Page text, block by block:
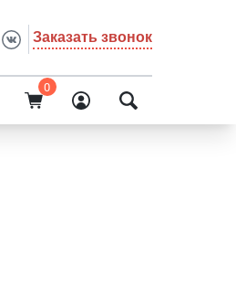
Заказать звонок
0